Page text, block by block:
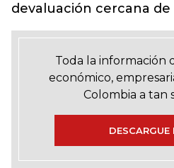
devaluación cercana de
Toda la información
económico,
Colombia a tan
DESCARGUE